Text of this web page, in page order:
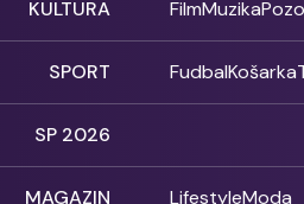
KULTURA FilmMuzika
SPORT FudbalKošarka
SP 2026
MAGAZIN LifestyleModa